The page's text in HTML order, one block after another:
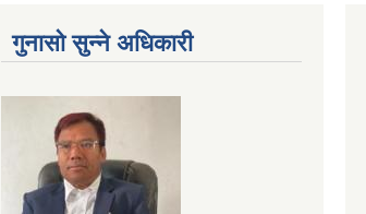
गुनासो सुन्ने अधिकारी